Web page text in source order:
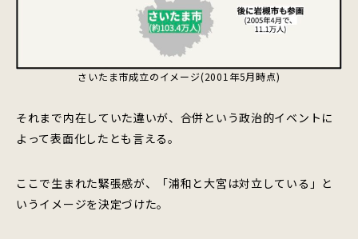
さいたま市成立のイメージ(2001年5月時点)
それまで内在していた違いが、合併という政治的イベントに
よって表面化したとも言える。
ここで生まれた緊張感が、「浦和と大宮は対立している」と
いうイメージを決定づけた。